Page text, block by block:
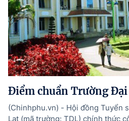
Điểm chuẩn Trường
(Chinhphu.vn) - Hội đồng Tuyển
Lạt (mã trường: TDL) chính thức